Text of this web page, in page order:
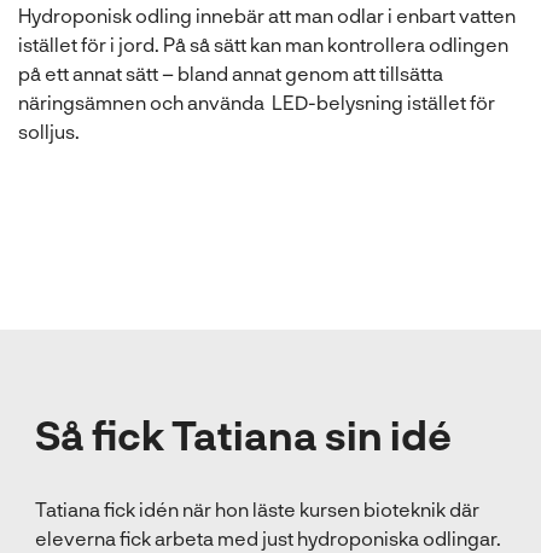
Hydroponisk odling innebär att man odlar i enbart vatten
istället för i jord. På så sätt kan man kontrollera odlingen
på ett annat sätt – bland annat genom att tillsätta
näringsämnen och använda LED-belysning istället för
solljus.
Så fick Tatiana sin idé
Tatiana fick idén när hon läste kursen bioteknik där
eleverna fick arbeta med just hydroponiska odlingar.